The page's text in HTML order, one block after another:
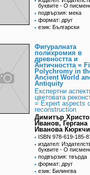
буквите - О
подвързия: мека
формат: друг
език: Български
Фигуралната
полихромия в
древността и
Античността =
Polychromy in
Ancient World
Antiquity
Експертни
цветовата
= Expert aspects
reconstruction
Димитър
Иванов, Гергана
Иванова
ISBN 978-619-185-
издател:
буквите - О
подвързия: твърда
формат: друг
език: Билингва